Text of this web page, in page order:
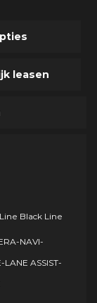
leasen
Line Black Line
NAVI-
LANE ASSIST-